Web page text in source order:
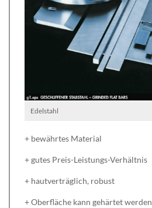
Edelstahl
+ bewährtes Material
+ gutes Preis-Leistungs-Verhältnis
+ hautverträglich, robust
+ Oberfläche kann gehärtet werden